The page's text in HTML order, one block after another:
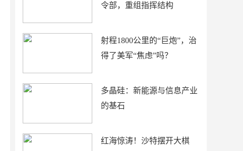
令部，重组指挥结构
射程1800公里的“巨炮”，治
得了美军“焦虑”吗？
多晶硅：新能源与信息产业
的基石
红海惊涛！沙特摆开大棋